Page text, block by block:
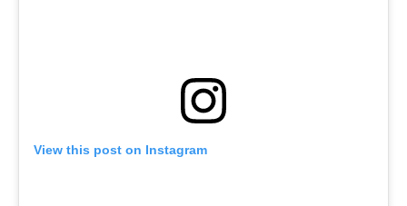
View this post on Instagram